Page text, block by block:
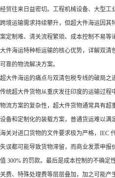
经贸往来日益密切。工程机械设备、大型工
跨境运输需求持续攀升，但超大件海运因
案定制难、清关流程繁琐、成本控制不易等
大件海运特种柜运输的核心优势，详解双清
可靠的物流解决方案。​
超大件海运的痛点与双清包税专线的破局之
传统超大件货物从重庆发往印度的运输过
物流方案的复杂性，超大件货物通常具有
设备和定制化的装载方案，普通货运难以
海关对进口货物的文件要求极为严格，IEC
失误都可能导致货物滞留，而商业发票申
值 300% 的罚款。最后是成本控制的不确定
关费、特殊处理费等层层叠加，加之可能产